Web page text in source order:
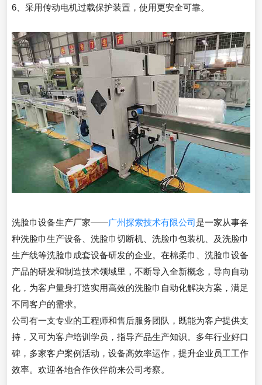
6、采用传动电机过载保护装置，使用更安全可靠。
洗脸巾设备生产厂家——广州探索技术有限公司是一家从事各
种洗脸巾生产设备、洗脸巾切断机、洗脸巾包装机、及洗脸巾
生产线等洗脸巾成套设备研发的企业。在棉柔巾、洗脸巾设备
产品的研发和制造技术领域里，不断导入全新概念，导向自动
化，为客户量身打造实用高效的洗脸巾自动化解决方案，满足
不同客户的需求。
公司有一支专业的工程师和售后服务团队，既能为客户提供支
持，又可为客户培训学员，指导产品生产知识。多年行业好口
碑，多家客户案例活动，设备高效率运作，提升企业员工工作
效率。欢迎各地合作伙伴前来公司考察。